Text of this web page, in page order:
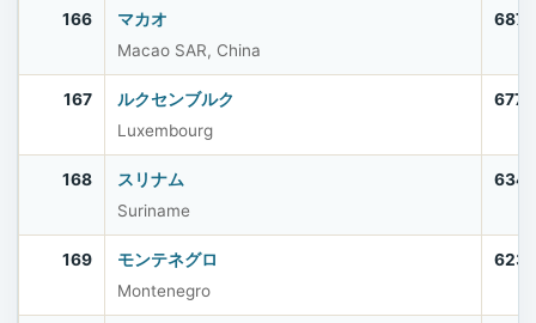
166
マカオ
Macao SAR, China
167
ルクセンブルク
Luxembourg
168
スリナム
Suriname
169
モンテネグロ
Montenegro